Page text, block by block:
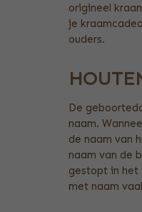
origineel
je
ouders.
De
naam.
de naam van
naam van de
gestopt in het
met naam